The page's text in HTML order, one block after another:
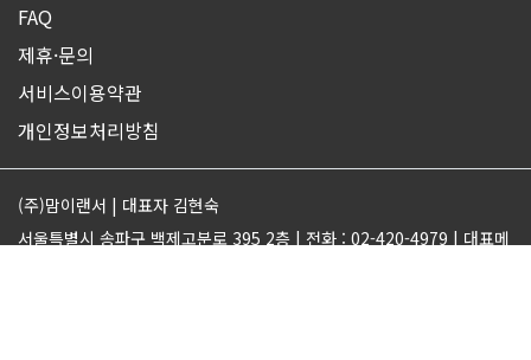
FAQ
제휴·문의
서비스이용약관
개인정보처리방침
(주)맘이랜서 | 대표자 김현숙
서울특별시 송파구 백제고분로 395 2층 | 전화 : 02-420-4979 | 대표메